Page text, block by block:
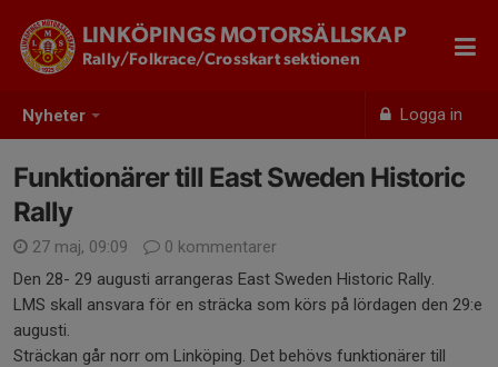
Nyheter Logga in
LINKÖPINGS MOTORSÄLLSKAP
Rally/Folkrace/Crosskart sektionen
Funktionärer till East Sweden Historic
Rally
27 maj, 09:09
0 kommentarer
Den 28- 29 augusti arrangeras East Sweden Historic Rally.
LMS skall ansvara för en sträcka som körs på lördagen den 29:e
augusti.
Sträckan går norr om Linköping. Det behövs funktionärer till